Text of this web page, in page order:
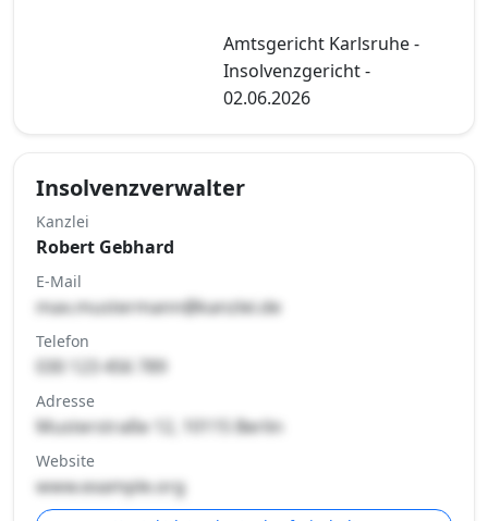
Amtsgericht Karlsruhe -
Insolvenzgericht -
02.06.2026
Insolvenzverwalter
Kanzlei
Robert Gebhard
E-Mail
max.mustermann@kanzlei.de
Telefon
030 123 456 789
Adresse
Musterstraße 12, 10115 Berlin
Website
www.example.org